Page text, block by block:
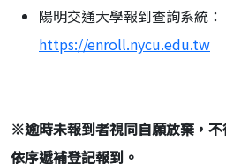
陽明交通大學報到查詢系統：
https://enroll.nycu.edu.tw
※逾時未報到者視同自願放棄，
依序遞補登記報到。